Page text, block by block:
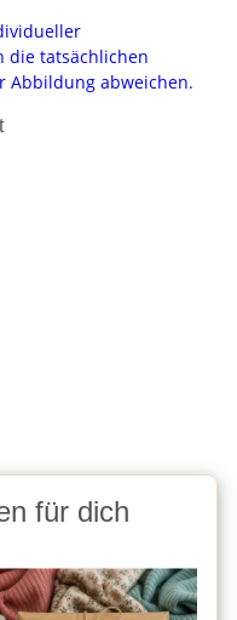
die tatsächlichen
Abbildung abweichen.
für dich